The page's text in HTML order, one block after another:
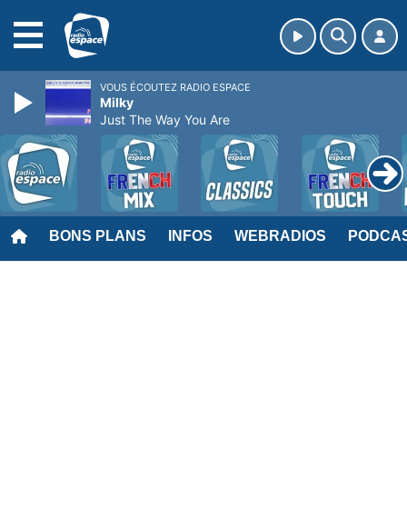
BONS PLANS INFOS WEBRADIOS
VOUS ÉCOUTEZ RADIO ESPACE
Milky
Just The Way You Are